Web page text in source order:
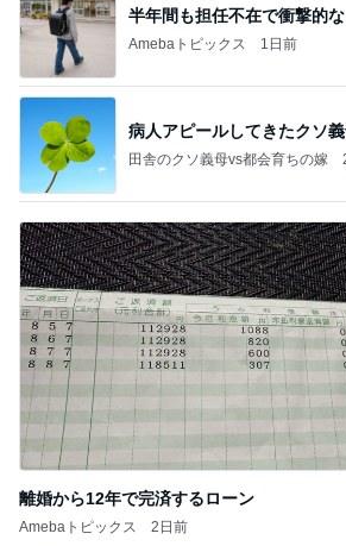
半年間も担任不在で衝撃的
Amebaトピックス 1日前
病人アピールしてきたクソ
田舎のクソ義母vs都会育ちの嫁
離婚から12年で完済するローン
Amebaトピックス 2日前